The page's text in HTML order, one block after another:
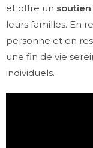
et offre un
leurs familles. En
personne et en
une fin de vie
individuels.